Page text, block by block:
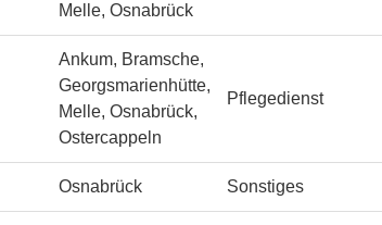
Melle, Osnabrück
Ankum, Bramsche,
Georgsmarienhütte,
Melle, Osnabrück,
Ostercappeln
Pflegedienst
Osnabrück Sonstiges